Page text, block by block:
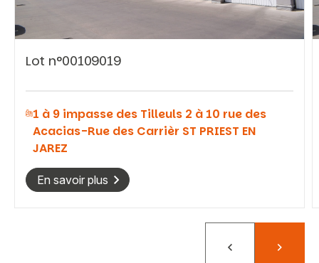
Rechercher
Lot n°00109019
1 à 9 impasse des Tilleuls 2 à 10 rue des
Acacias-Rue des Carrièr ST PRIEST EN
JAREZ
En savoir plus
PrécédentSuivant